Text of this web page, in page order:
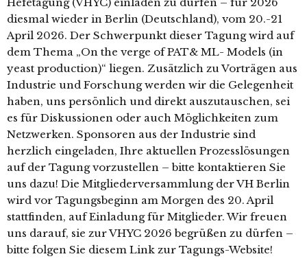
Hefetagung (VHYC) einladen zu dürfen – für 2026
diesmal wieder in Berlin (Deutschland), vom 20.-21
April 2026. Der Schwerpunkt dieser Tagung wird auf
dem Thema „On the verge of PAT& ML- Models (in
yeast production)“ liegen. Zusätzlich zu Vorträgen aus
Industrie und Forschung werden wir die Gelegenheit
haben, uns persönlich und direkt auszutauschen, sei
es für Diskussionen oder auch Möglichkeiten zum
Netzwerken. Sponsoren aus der Industrie sind
herzlich eingeladen, Ihre aktuellen Prozesslösungen
auf der Tagung vorzustellen – bitte kontaktieren Sie
uns dazu! Die Mitgliederversammlung der VH Berlin
wird vor Tagungsbeginn am Morgen des 20. April
stattfinden, auf Einladung für Mitglieder. Wir freuen
uns darauf, sie zur VHYC 2026 begrüßen zu dürfen –
bitte folgen Sie diesem Link zur Tagungs-Website!